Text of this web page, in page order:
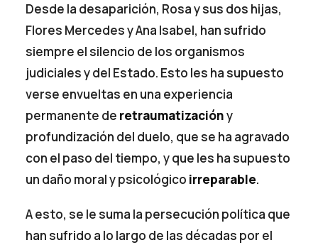
Desde la desaparición, Rosa y sus dos hijas,
Flores Mercedes y Ana Isabel, han sufrido
siempre el silencio de los organismos
judiciales y del Estado. Esto les ha supuesto
verse envueltas en una experiencia
permanente de retraumatizacióny
profundización del duelo, que se ha agravado
con el paso del tiempo, y que les ha supuesto
un daño moral y psicológico irreparable.
A esto, se le suma la persecución política que
han sufrido a lo largo de las décadas por el